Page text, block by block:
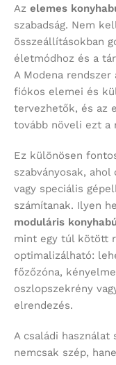
Az elemes
szabadság. Nem
összeállításokban
életmódhoz és a
A Modena
fiókos elemei és
tervezhetők, és az
tovább növeli ezt a
Ez különösen
szabványosak,
vagy speciális
számítanak. Ilyen
moduláris
mint egy túl kötött
optimalizálható:
főzőzóna,
oszlopszekrény
elrendezés.
A családi használat
nemcsak szép,